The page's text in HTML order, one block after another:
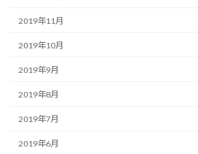
2019年11月
2019年10月
2019年9月
2019年8月
2019年7月
2019年6月